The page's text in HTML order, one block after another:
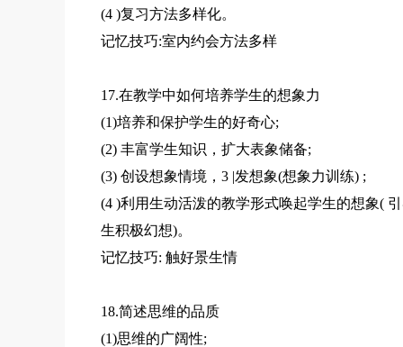
(4 )复习方法多样化。
记忆技巧:室内约会方法多样
17.在教学中如何培养学生的想象力
(1)培养和保护学生的好奇心;
(2) 丰富学生知识，扩大表象储备;
(3) 创设想象情境，3 |发想象(想象力训练) ;
(4 )利用生动活泼的教学形式唤起学生的想象(
生积极幻想)。
记忆技巧: 触好景生情
18.简述思维的品质
(1)思维的广阔性;